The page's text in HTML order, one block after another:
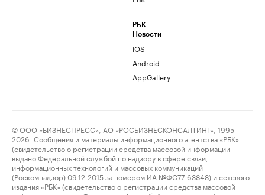
РБК
Новости
iOS
Android
AppGallery
© ООО «БИЗНЕСПРЕСС», АО «РОСБИЗНЕСКОНСАЛТИНГ», 1995–
2026. Сообщения и материалы информационного агентства «РБК»
(свидетельство о регистрации средства массовой информации
выдано Федеральной службой по надзору в сфере связи,
информационных технологий и массовых коммуникаций
(Роскомнадзор) 09.12.2015 за номером ИА №ФС77-63848) и сетевого
издания «РБК» (свидетельство о регистрации средства массовой